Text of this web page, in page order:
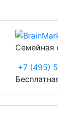
Семейная
+7 (495)